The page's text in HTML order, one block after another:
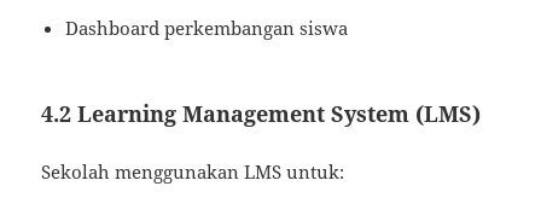
Dashboard perkembangan siswa
4.2 Learning Management System (LMS)
Sekolah menggunakan LMS untuk: